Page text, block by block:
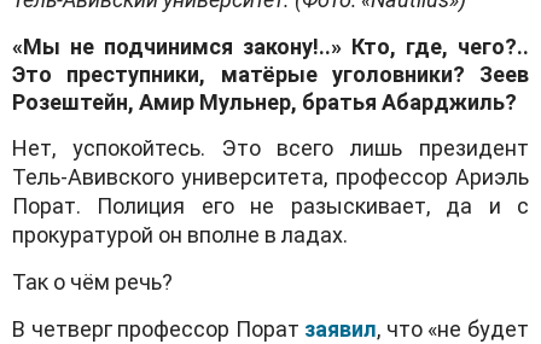
«Мы не подчинимся закону!..» Кто, где, чего?..
Это преступники, матёрые уголовники? Зеев
Розештейн, Амир Мульнер, братья Абарджиль?
Нет, успокойтесь. Это всего лишь президент
Тель-Авивского университета, профессор Ариэль
Порат. Полиция его не разыскивает, да и с
прокуратурой он вполне в ладах.
Так о чём речь?
В четверг профессор Порат заявил, что «не будет